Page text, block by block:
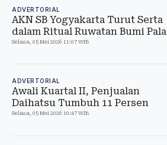
ADVERTORIAL
AKN SB Yogyakarta Turut Serta
dalam Ritual Ruwatan Bumi Pala
Selasa, 05 Mei 2026 11:07 WIB
ADVERTORIAL
Awali Kuartal II, Penjualan
Daihatsu Tumbuh 11 Persen
Selasa, 05 Mei 2026 10:47 WIB